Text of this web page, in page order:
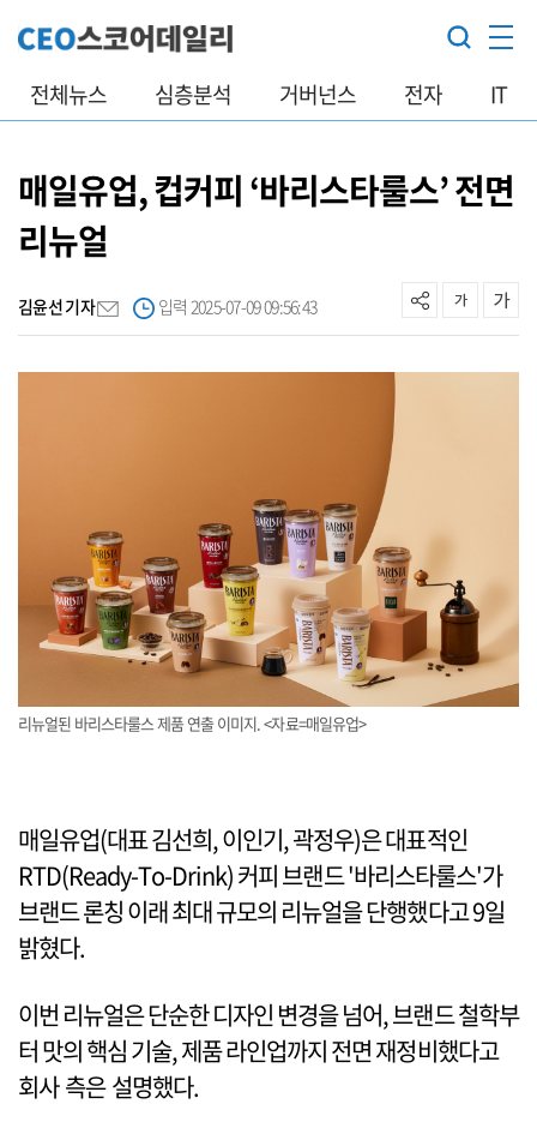
전체뉴스 심층분석 거버넌스 전자 IT
매일유업, 컵커피 ‘바리스타룰스’ 전면
리뉴얼
김윤선 기자 입력 2025-07-09 09:56:43
리뉴얼된 바리스타룰스 제품 연출 이미지. <자료=매일유업>
매일유업(대표 김선희, 이인기, 곽정우)은 대표적인
RTD(Ready-To-Drink) 커피 브랜드 '바리스타룰스'가
브랜드 론칭 이래 최대 규모의 리뉴얼을 단행했다고 9일
밝혔다.
이번 리뉴얼은 단순한 디자인 변경을 넘어, 브랜드 철학부
터 맛의 핵심 기술, 제품 라인업까지 전면 재정비했다고
회사 측은 설명했다.